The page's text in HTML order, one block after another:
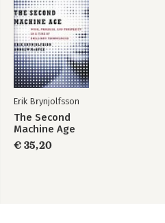
Erik Brynjolfsson
The Second
Machine Age
€ 35,20